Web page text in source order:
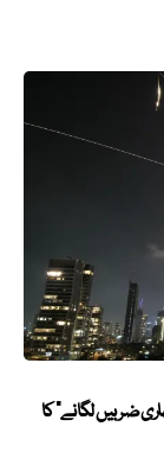
ضربیں لگانے” کا